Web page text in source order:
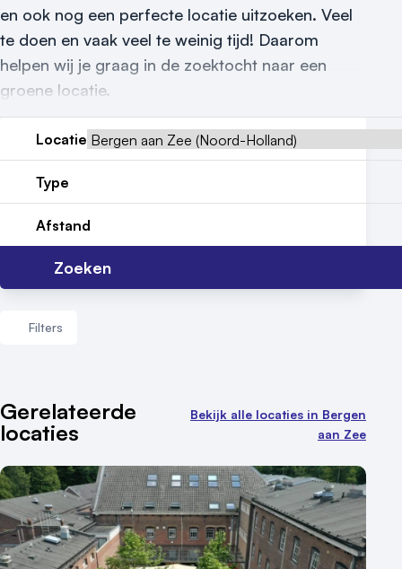
en ook nog een perfecte locatie uitzoeken. Veel
te doen en vaak veel te weinig tijd! Daarom
helpen wij je graag in de zoektocht naar een
groene locatie.
Locatie
Type
Afstand
Zoeken
Filters
Aantal zalen
1 - 5 zalen
10 of meer zalen
Aantal personen
1 - 50 personen
Gerelateerde
locaties
Bekijk alle locaties in Bergen
aan Zee